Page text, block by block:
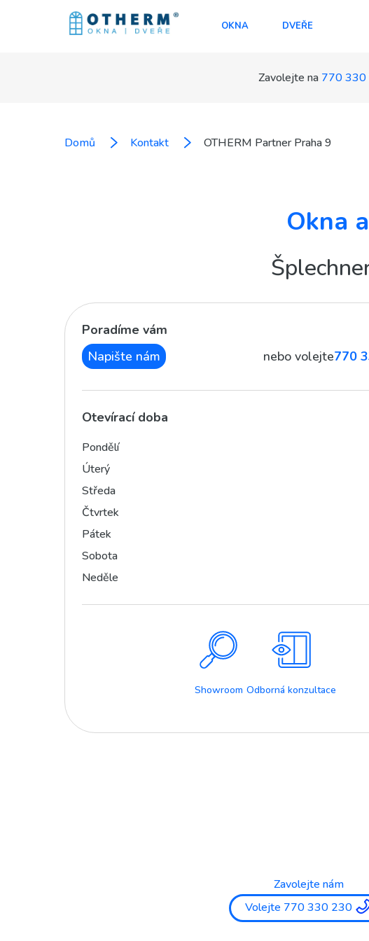
OKNA DVEŘE
Zavolejte na 770 330
Domů Kontakt OTHERM Partner Praha 9
Okna
Poradíme vám
Napište nám
nebo volejte770
Otevírací doba
Pondělí
Úterý
Středa
Čtvrtek
Pátek
Sobota
Neděle
Showroom Odborná konzultace
Zavolejte nám
Volejte 770 330 230